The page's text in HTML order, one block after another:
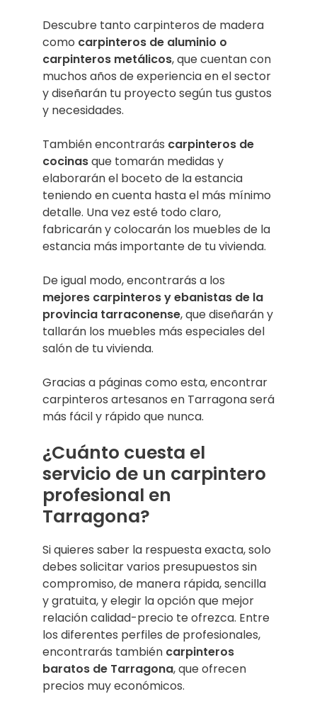
Descubre tanto carpinteros de madera
como carpinteros de aluminio o
carpinteros metálicos, que cuentan con
muchos años de experiencia en el sector
y diseñarán tu proyecto según tus gustos
y necesidades.
También encontrarás carpinteros de
cocinasque tomarán medidas y
elaborarán el boceto de la estancia
teniendo en cuenta hasta el más mínimo
detalle. Una vez esté todo claro,
fabricarán y colocarán los muebles de la
estancia más importante de tu vivienda.
De igual modo, encontrarás a los
mejores carpinteros y ebanistas de la
provincia tarraconense, que diseñarán y
tallarán los muebles más especiales del
salón de tu vivienda.
Gracias a páginas como esta, encontrar
carpinteros artesanos en Tarragona será
más fácil y rápido que nunca.
¿Cuánto cuesta el
servicio de un carpintero
profesional en
Tarragona?
Si quieres saber la respuesta exacta, solo
debes solicitar varios presupuestos sin
compromiso, de manera rápida, sencilla
y gratuita, y elegir la opción que mejor
relación calidad-precio te ofrezca. Entre
los diferentes perfiles de profesionales,
encontrarás también carpinteros
baratos de Tarragona, que ofrecen
precios muy económicos.